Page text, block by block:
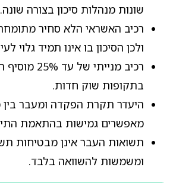
שונות מנהלות סיכון בצורה שונה.
רכיב האשראי הלא סחיר
ולכן הסיכון בו אינו תמיד גלוי
רכיב מנייתי
בתקופות שוק חדות.
היעדר תקרת הפקדה ומעבר
מאפשרים גמישות בהתאמת
תשואות העבר אינן מבטיחות
ומשמשות להשוואה בלבד.